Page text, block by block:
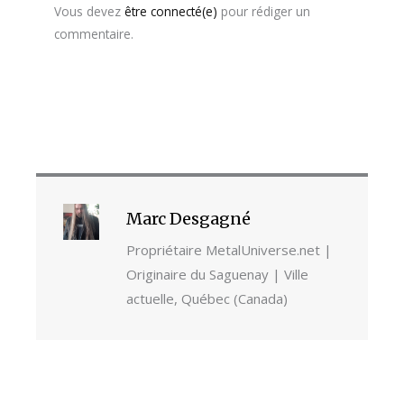
Vous devez être connecté(e) pour rédiger un
commentaire.
Marc Desgagné
Propriétaire MetalUniverse.net |
Originaire du Saguenay | Ville
actuelle, Québec (Canada)